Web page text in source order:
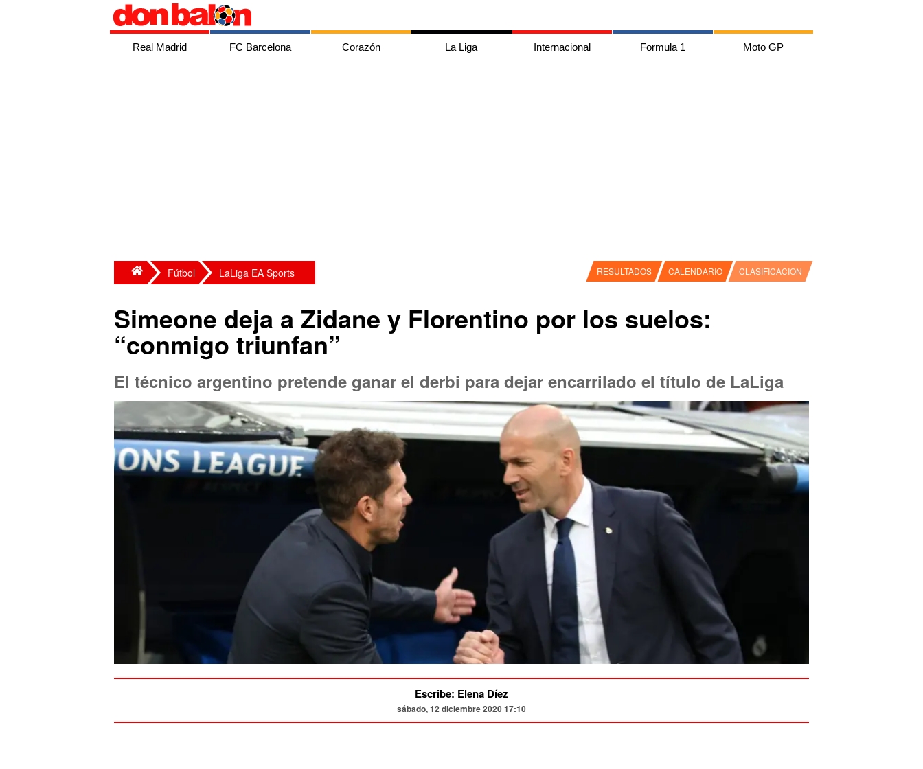
Real Madrid FC Barcelona Corazón La Liga Internacional Formula 1 Moto GP
Fútbol LaLiga EA Sports RESULTADOS CALENDARIO CLASIFICACION
Simeone deja a Zidane y Florentino por los suelos:
“conmigo triunfan”
El técnico argentino pretende ganar el derbi para dejar encarrilado el título de LaLiga
Escribe: Elena Díez
sábado, 12 diciembre 2020 17:10